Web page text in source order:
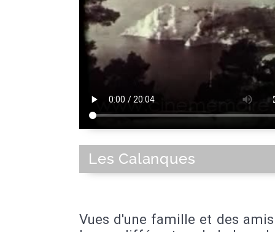
Les Calanques
Vues d'une famille et des